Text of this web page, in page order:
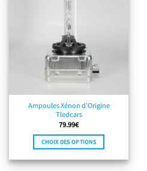
Ampoules Xénon d’Origine
Tledcars
79.99€
CHOIX DES OPTIONS
produit